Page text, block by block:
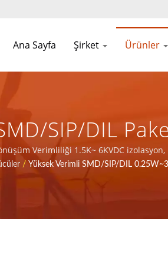
Ana Sayfa Şirket Ürünler
SIP/DIL
YDS - İletişim
Ürünleri Için
Verimliliği 1.5K~ 6KVDC
/ Yüksek Verimli SMD/SIP/DIL